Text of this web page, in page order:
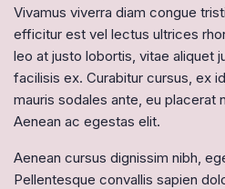
Vivamus viverra diam congue
efficitur est vel lectus ultrices
leo at justo lobortis, vitae aliquet
facilisis ex. Curabitur cursus, ex
mauris sodales ante, eu placerat
Aenean ac egestas elit.
Aenean cursus dignissim nibh,
Pellentesque convallis sapien